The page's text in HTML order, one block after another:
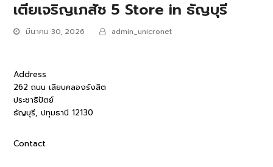
เตียเจริญเภสัช 5 Store in ธัญบุรี
มีนาคม 30, 2026 admin_unicronet
Address
262 ถนน เลียบคลองรังสิต
ประชาธิปัตย์
ธัญบุรี, ปทุมธานี 12130
Contact